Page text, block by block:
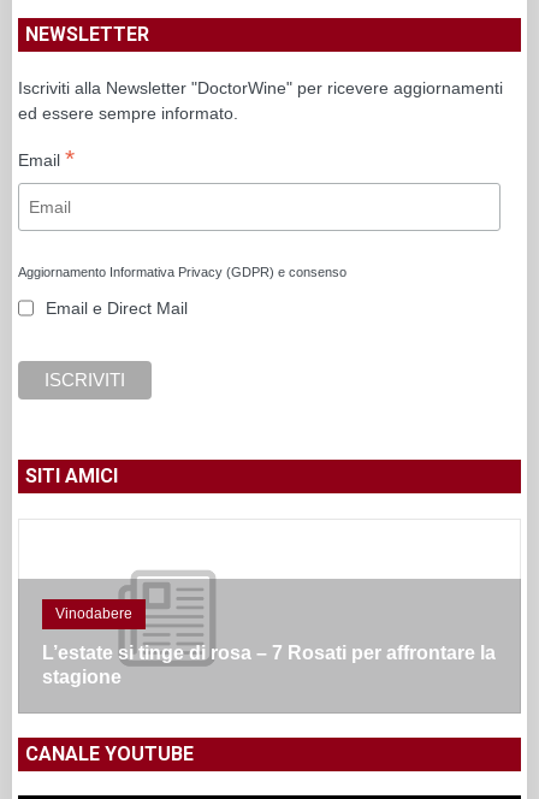
NEWSLETTER
Iscriviti alla Newsletter "DoctorWine" per ricevere aggiornamenti
ed essere sempre informato.
Email *
Aggiornamento Informativa Privacy (GDPR) e consenso
Email e Direct Mail
SITI AMICI
Vinodabere
L’estate si tinge di rosa – 7 Rosati per affrontare la
stagione
CANALE YOUTUBE